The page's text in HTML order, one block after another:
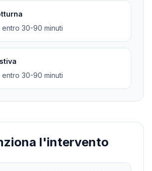
entro 30-90 minuti
entro 30-90 minuti
l'intervento